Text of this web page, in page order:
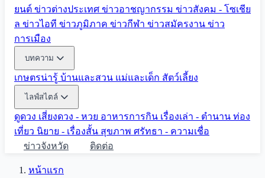
ยนต์ ข่าวต่างประเทศ ข่าวอาชญากรรม ข่าวสังคม - โซเชีย
ล ข่าวไอที ข่าวภูมิภาค ข่าวกีฬา ข่าวสมัครงาน ข่าว
การเมือง
บทความ
เกษตรน่ารู้ บ้านและสวน แม่และเด็ก สัตว์เลี้ยง
ไลฟ์สไตล์
ดูดวง เสี่ยงดวง - หวย อาหารการกิน เรื่องเล่า - ตำนาน ท่อง
เที่ยว นิยาย - เรื่องสั้น สุขภาพ ศรัทธา - ความเชื่อ
ข่าวจังหวัด
ติดต่อ
หน้าแรก